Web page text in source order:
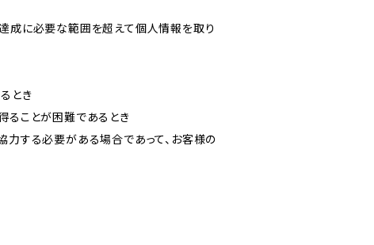
成に必要な範囲を超えて個人情報を取り
とき
ることが困難であるとき
力する必要がある場合であって、お客様の